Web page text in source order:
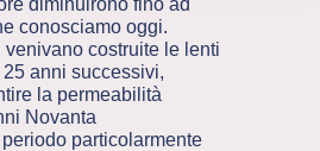
conosciamo oggi.
costruite le lenti
anni successivi,
la permeabilità
Novanta
particolarmente